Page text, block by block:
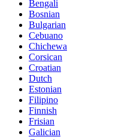
Bengali
Bosnian
Bulgarian
Cebuano
Chichewa
Corsican
Croatian
Dutch
Estonian
Filipino
Finnish
Frisian
Galician